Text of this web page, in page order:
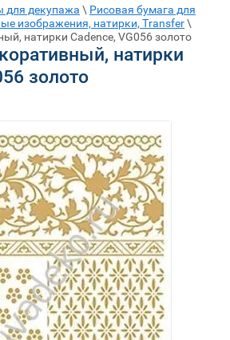
для декупажа \ Рисовая бумага для
изображения, натирки, Transfer\
натирки Cadence, VG056 золото
натирки
золото